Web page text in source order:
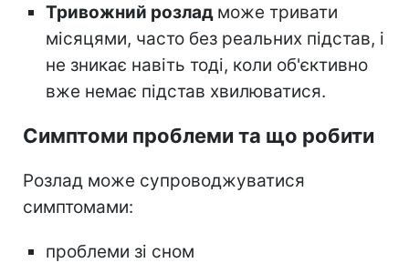
Тривожний розлад може тривати
місяцями, часто без реальних підстав, і
не зникає навіть тоді, коли об'єктивно
вже немає підстав хвилюватися.
Симптоми проблеми та що робити
Розлад може супроводжуватися
симптомами:
проблеми зі сном